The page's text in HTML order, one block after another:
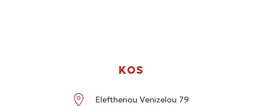
KOS
Eleftheriou Venizelou 79